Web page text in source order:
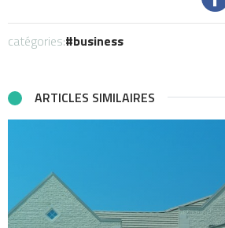
catégories: business
ARTICLES SIMILAIRES